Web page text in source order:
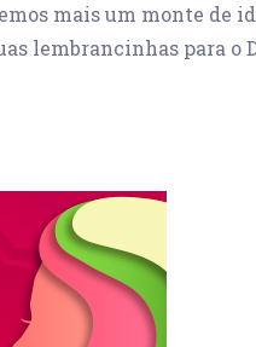
mais um monte de
lembrancinhas para o